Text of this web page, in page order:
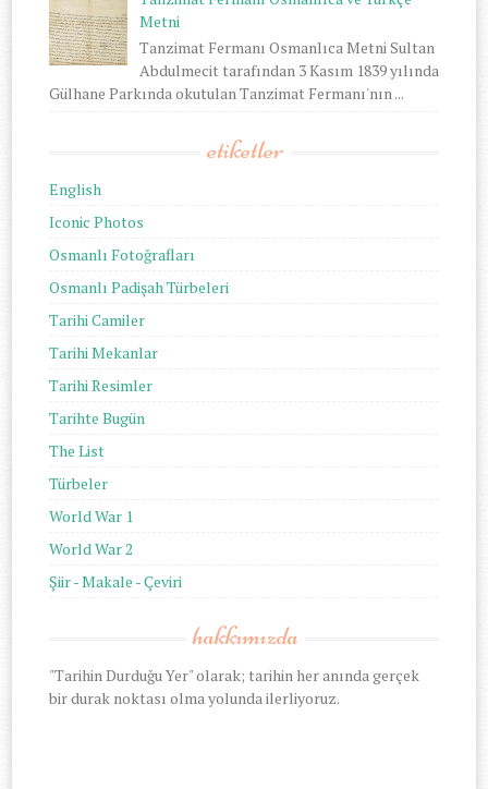
Metni
Tanzimat Fermanı Osmanlıca Metni Sultan
Abdulmecit tarafından 3 Kasım 1839 yılında
Gülhane Parkında okutulan Tanzimat Fermanı'nın ...
etiketler
English
Iconic Photos
Osmanlı Fotoğrafları
Osmanlı Padişah Türbeleri
Tarihi Camiler
Tarihi Mekanlar
Tarihi Resimler
Tarihte Bugün
The List
Türbeler
World War 1
World War 2
Şiir - Makale - Çeviri
hakkımızda
"Tarihin Durduğu Yer" olarak; tarihin her anında gerçek
bir durak noktası olma yolunda ilerliyoruz.